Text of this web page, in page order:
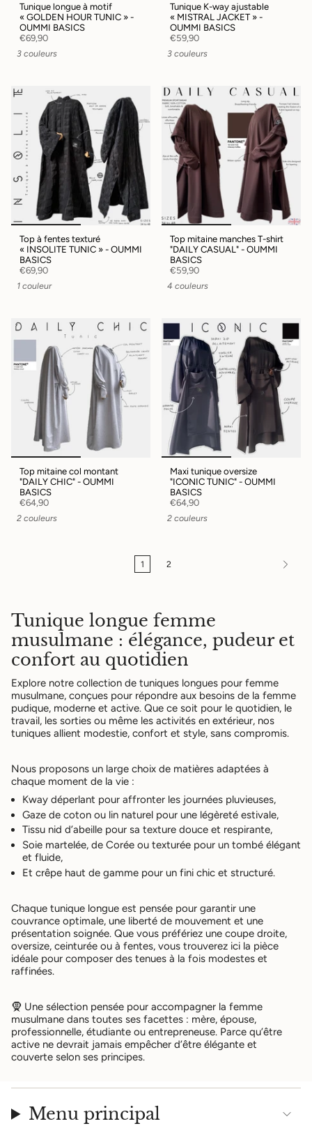
Tunique longue à motif
« GOLDEN HOUR TUNIC » -
OUMMI BASICS
€69,90
3 couleurs
Tunique K-way ajustable
« MISTRAL JACKET » -
OUMMI BASICS
€59,90
3 couleurs
Top à fentes texturé
« INSOLITE TUNIC » - OUMMI
BASICS
€69,90
1 couleur
Top mitaine manches T-shirt
"DAILY CASUAL" - OUMMI
BASICS
€59,90
4 couleurs
Top mitaine col montant
"DAILY CHIC" - OUMMI
BASICS
€64,90
2 couleurs
Maxi tunique oversize
"ICONIC TUNIC" - OUMMI
BASICS
€64,90
2 couleurs
1 2
Tunique longue femme
musulmane : élégance, pudeur et
confort au quotidien
Explore notre collection de tuniques longues pour femme
musulmane, conçues pour répondre aux besoins de la femme
pudique, moderne et active. Que ce soit pour le quotidien, le
travail, les sorties ou même les activités en extérieur, nos
tuniques allient modestie, confort et style, sans compromis.
Nous proposons un large choix de matières adaptées à
chaque moment de la vie :
Kway déperlant pour affronter les journées pluvieuses,
Gaze de coton ou lin naturel pour une légèreté estivale,
Tissu nid d’abeille pour sa texture douce et respirante,
Soie martelée, de Corée ou texturée pour un tombé élégant
et fluide,
Et crêpe haut de gamme pour un fini chic et structuré.
Chaque tunique longue est pensée pour garantir une
couvrance optimale, une liberté de mouvement et une
présentation soignée. Que vous préfériez une coupe droite,
oversize, ceinturée ou à fentes, vous trouverez ici la pièce
idéale pour composer des tenues à la fois modestes et
raffinées.
🧕 Une sélection pensée pour accompagner la femme
musulmane dans toutes ses facettes : mère, épouse,
professionnelle, étudiante ou entrepreneuse. Parce qu’être
active ne devrait jamais empêcher d’être élégante et
couverte selon ses principes.
Menu principal